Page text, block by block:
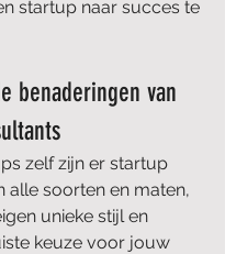
startup naar succes te
benaderingen van
zelf zijn er startup
alle soorten en maten,
unieke stijl en
keuze voor jouw